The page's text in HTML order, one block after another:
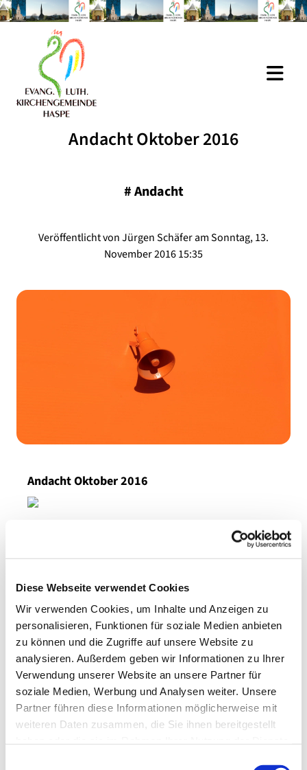
Diese Webseite verwendet Cookies
Wir verwenden Cookies, um Inhalte und Anzeigen zu
personalisieren, Funktionen für soziale Medien anbieten
zu können und die Zugriffe auf unsere Website zu
analysieren. Außerdem geben wir Informationen zu Ihrer
Verwendung unserer Website an unsere Partner für
soziale Medien, Werbung und Analysen weiter. Unsere
Partner führen diese Informationen möglicherweise mit
weiteren Daten zusammen, die Sie ihnen bereitgestellt
Andacht Oktober 2016
#Andacht
Veröffentlicht von Jürgen Schäfer am Sonntag, 13.
November 2016 15:35
Andacht Oktober 2016
Dies könnte Sie auch
interessieren